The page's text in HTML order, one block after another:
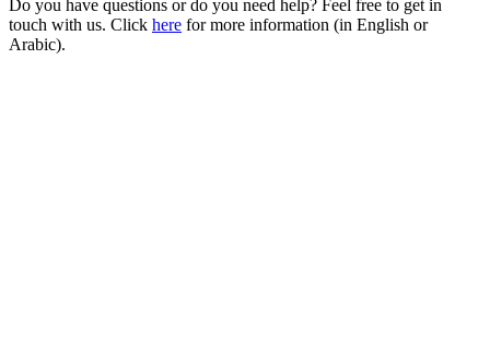
Do you have questions or do you need help? Feel free to get in
touch with us. Click here for more information (in English or
Arabic).